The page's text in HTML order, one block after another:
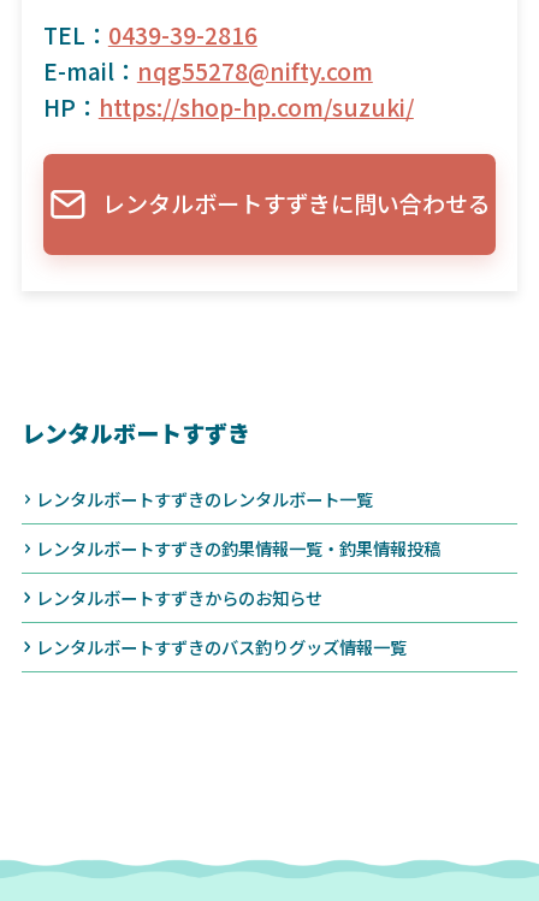
TEL： 0439-39-2816
E-mail： nqg55278@nifty.com
HP： https://shop-hp.com/suzuki/
レンタルボートすずきに問い合わせる
レンタルボートすずき
レンタルボートすずきのレンタルボート一覧
レンタルボートすずきの釣果情報一覧・釣果情報投稿
レンタルボートすずきからのお知らせ
レンタルボートすずきのバス釣りグッズ情報一覧